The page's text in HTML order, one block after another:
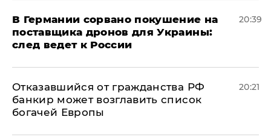
​В Германии сорвано покушение на
поставщика дронов для Украины:
след ведет к России
20:39
Отказавшийся от гражданства РФ
банкир может возглавить список
богачей Европы
20:21